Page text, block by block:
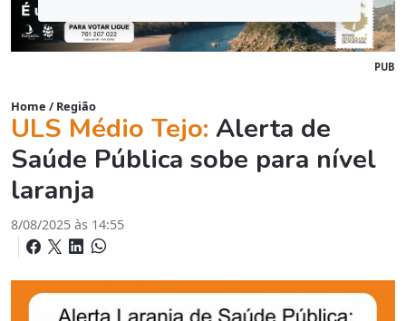
PUB
Home / Região
ULS Médio Tejo: Alerta de
Saúde Pública sobe para nível
laranja
8/08/2025 às 14:55